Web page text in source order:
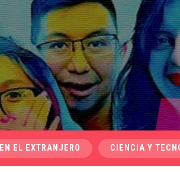
EL EXTRANJERO CIENCIA Y